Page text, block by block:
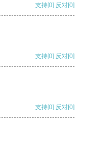
支持[0] 反对[0]
支持[0] 反对[0]
支持[0] 反对[0]